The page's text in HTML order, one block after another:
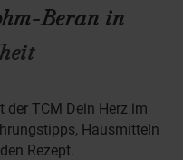
Beran in
der TCM Dein Herz im
Hausmitteln
Rezept.